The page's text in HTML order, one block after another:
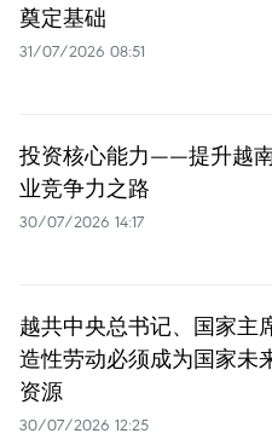
奠定基础
31/07/2026 08:51
投资核心能力——提升越
业竞争力之路
30/07/2026 14:17
越共中央总书记、国家主
造性劳动必须成为国家未
资源
30/07/2026 12:25